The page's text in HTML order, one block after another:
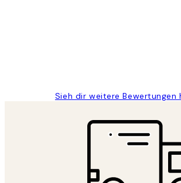
Sieh dir weitere Bewertungen